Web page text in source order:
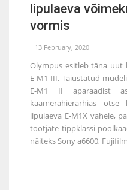
lipulaeva
vormis
13 February, 2020
Olympus esitleb täna uut
E-M1 III. Täiustatud
E-M1 II aparaadist
kaamerahierarhias
lipulaeva E-M1X vahele,
tootjate tippklassi
näiteks Sony a6600,